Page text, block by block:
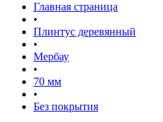
Главная страница
•
Плинтус деревянный
•
Мербау
•
70 мм
•
Без покрытия